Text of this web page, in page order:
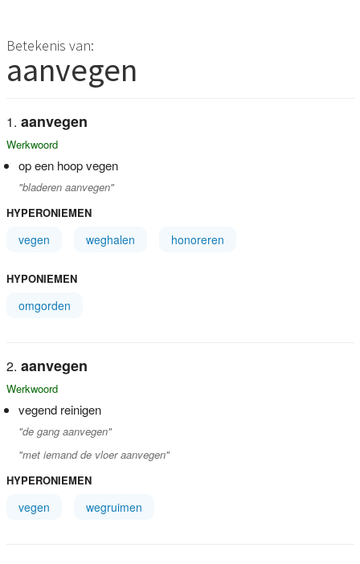
Betekenis van:
aanvegen
aanvegen
Werkwoord
op een hoop vegen
"bladeren aanvegen"
HYPERONIEMEN
vegen weghalen honoreren
HYPONIEMEN
omgorden
aanvegen
Werkwoord
vegend reinigen
"de gang aanvegen"
"met iemand de vloer aanvegen"
HYPERONIEMEN
vegen wegruimen